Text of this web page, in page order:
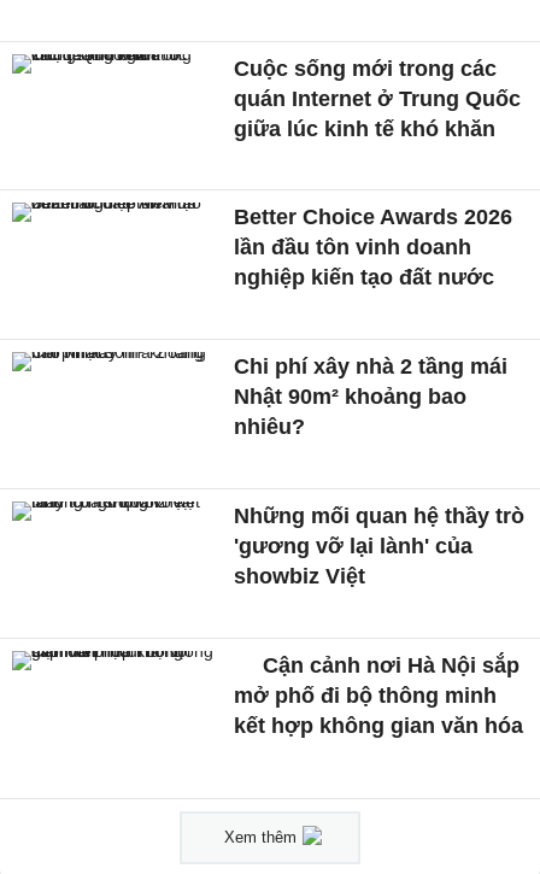
Cuộc sống mới trong các
quán Internet ở Trung Quốc
giữa lúc kinh tế khó khăn
Better Choice Awards 2026
lần đầu tôn vinh doanh
nghiệp kiến tạo đất nước
Chi phí xây nhà 2 tầng mái
Nhật 90m² khoảng bao
nhiêu?
Những mối quan hệ thầy trò
'gương vỡ lại lành' của
showbiz Việt
Cận cảnh nơi Hà Nội sắp
mở phố đi bộ thông minh
kết hợp không gian văn hóa
Xem thêm